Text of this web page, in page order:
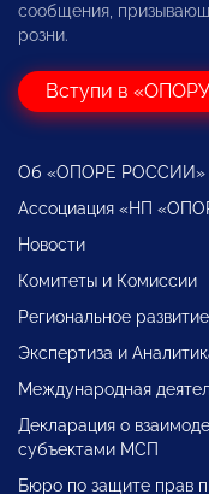
сообщения,
розни.
Вступи в
Об «ОПОРЕ РОССИИ»
Ассоциация «НП
Новости
Комитеты и Комиссии
Региональное развитие
Экспертиза и
Международная
Декларация о
субъектами МСП
Бюро по защите прав